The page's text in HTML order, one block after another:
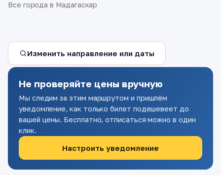
Все города в Мадагаскар
Изменить направление или даты
Не проверяйте цены вручную
Мы следим за этим маршрутом и пришлём
уведомление, как только билет подешевеет до
вашей цены. Бесплатно, отписаться можно в один
клик.
Настроить уведомление